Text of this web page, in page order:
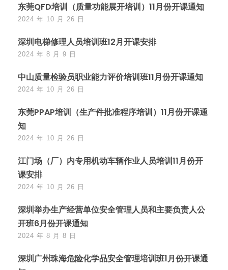
东莞QFD培训（质量功能展开培训）11月份开课通知
2024 年 10 月 26 日
深圳电梯修理人员培训班12月开课安排
2024 年 8 月 9 日
中山质量检验员职业能力评价培训班11月份开课通知
2024 年 10 月 26 日
东莞PPAP培训（生产件批准程序培训）11月份开课通
知
2024 年 10 月 26 日
江门场（厂）内专用机动车辆作业人员培训11月份开
课安排
2024 年 10 月 26 日
深圳举办生产经营单位安全管理人员和主要负责人公
开班6月份开课通知
2024 年 8 月 8 日
深圳广州珠海危险化学品安全管理培训班1月份开课通